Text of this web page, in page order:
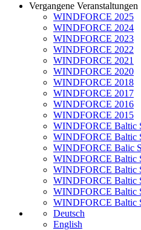
Vergangene Veranstaltungen
WINDFORCE 2025
WINDFORCE 2024
WINDFORCE 2023
WINDFORCE 2022
WINDFORCE 2021
WINDFORCE 2020
WINDFORCE 2018
WINDFORCE 2017
WINDFORCE 2016
WINDFORCE 2015
WINDFORCE Baltic
WINDFORCE Baltic
WINDFORCE Balic
WINDFORCE Baltic
WINDFORCE Baltic
WINDFORCE Baltic
WINDFORCE Baltic
WINDFORCE Baltic
Deutsch
English